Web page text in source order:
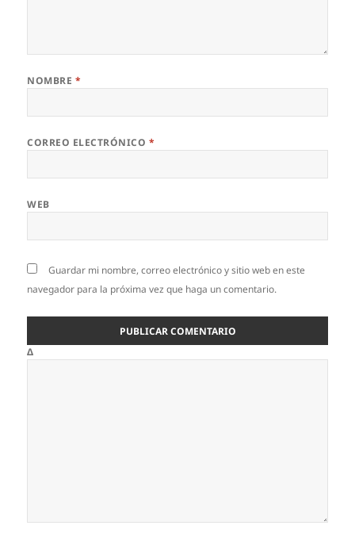
NOMBRE *
CORREO ELECTRÓNICO *
WEB
Guardar mi nombre, correo electrónico y sitio web en este
navegador para la próxima vez que haga un comentario.
Δ